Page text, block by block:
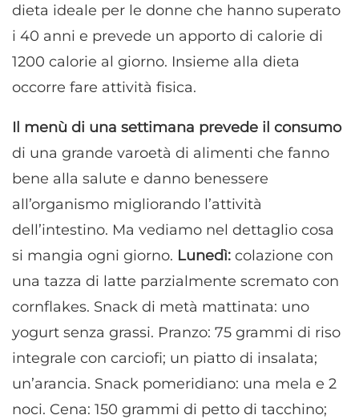
dieta ideale per le donne che hanno superato
i 40 anni e prevede un apporto di calorie di
1200 calorie al giorno. Insieme alla dieta
occorre fare attività fisica.
Il menù di una settimana prevede il consumo
di una grande varoetà di alimenti che fanno
bene alla salute e danno benessere
all’organismo migliorando l’attività
dell’intestino. Ma vediamo nel dettaglio cosa
si mangia ogni giorno. Lunedì: colazione con
una tazza di latte parzialmente scremato con
cornflakes. Snack di metà mattinata: uno
yogurt senza grassi. Pranzo: 75 grammi di riso
integrale con carciofi; un piatto di insalata;
un’arancia. Snack pomeridiano: una mela e 2
noci. Cena: 150 grammi di petto di tacchino;